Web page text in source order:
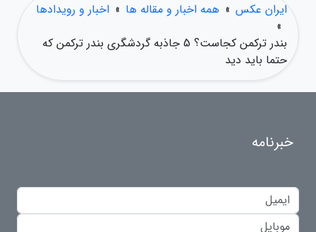
ایران عکس » همه اخبار و مقاله ها » اخبار و رویدادها
»
بندر ترکمن کجاست؟ 5 جاذبه گردشگری بندر ترکمن که
حتما باید دید
خبرنامه